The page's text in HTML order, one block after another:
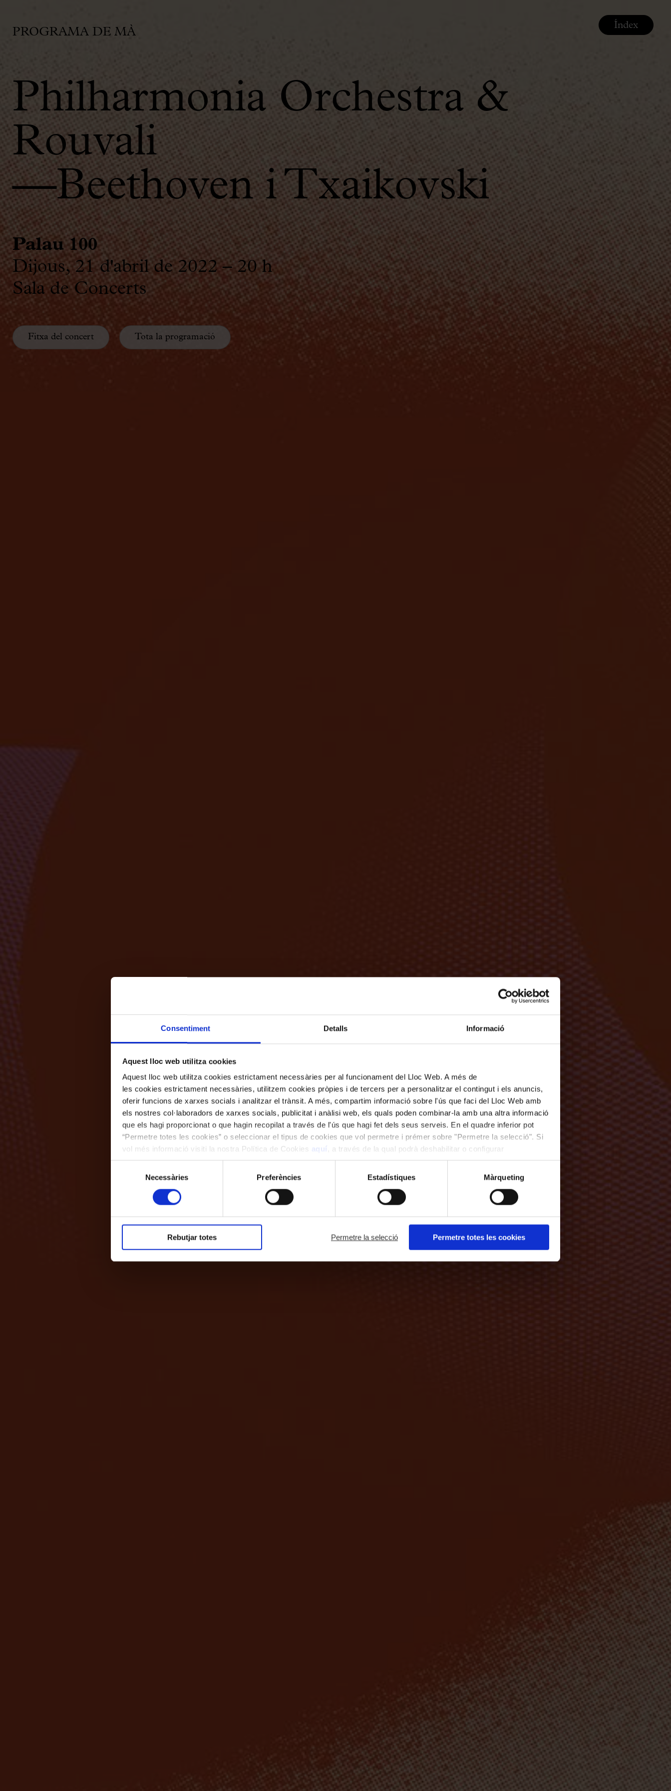
Consentiment Detalls Informació
Aquest lloc web utilitza cookies
Aquest lloc web utilitza cookies estrictament necessàries per al funcionament del Lloc Web. A més de
les cookies estrictament necessàries, utilitzem cookies pròpies i de tercers per a personalitzar el contingut i els anuncis,
oferir funcions de xarxes socials i analitzar el trànsit. A més, compartim informació sobre l'ús que faci del Lloc Web amb
els nostres col·laboradors de xarxes socials, publicitat i anàlisi web, els quals poden combinar-la amb una altra informació
que els hagi proporcionat o que hagin recopilat a través de l'ús que hagi fet dels seus serveis. En el quadre inferior pot
“Permetre totes les cookies” o seleccionar el tipus de cookies que vol permetre i prémer sobre "Permetre la selecció". Si
vol més informació visiti la nostra Política de Cookies aquí
, a través de la qual podrà deshabilitar o configurar
les cookies en qualsevol moment.
consentiment
Necessàries Preferències Estadístiques Màrqueting
Rebutjar totes Permetre la selecció Permetre totes les cookies
PROGRAMA DE MÀ
Philharmonia Orchestra &
Rouvali
—Beethoven i Txaikovski
Palau 100
Dijous, 21 d'abril de 2022 – 20 h
Sala de Concerts
Fitxa del concert Tota la programació
Índex